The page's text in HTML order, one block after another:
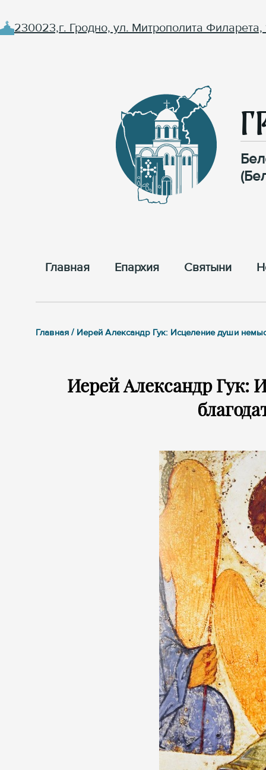
230023,г. Гродно, ул. Митрополита Филарета,
Главная Епархия Cвятыни
Главная / Иерей Александр Гук: Исцеление души
Иерей Александр Гук: